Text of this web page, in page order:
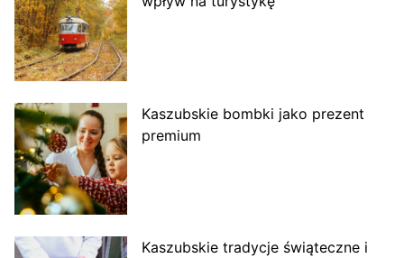
Kaszubskie bombki jako prezent
premium
Kaszubskie tradycje świąteczne i